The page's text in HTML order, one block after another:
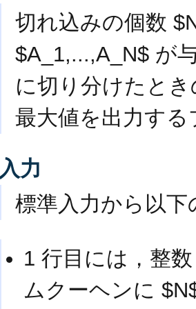
切れ込みの個数
$A_1,...,A_N$ が
に切り分けたと
最大値を出力す
入力
標準入力から以
1 行目には，整
ムクーヘンに